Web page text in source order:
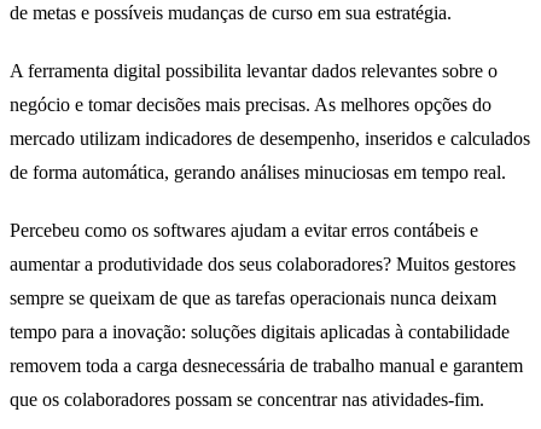
de metas e possíveis mudanças de curso em sua estratégia.
A ferramenta digital possibilita levantar dados relevantes sobre o
negócio e tomar decisões mais precisas. As melhores opções do
mercado utilizam indicadores de desempenho, inseridos e calculados
de forma automática, gerando análises minuciosas em tempo real.
Percebeu como os softwares ajudam a evitar erros contábeis e
aumentar a produtividade dos seus colaboradores? Muitos gestores
sempre se queixam de que as tarefas operacionais nunca deixam
tempo para a inovação: soluções digitais aplicadas à contabilidade
removem toda a carga desnecessária de trabalho manual e garantem
que os colaboradores possam se concentrar nas atividades-fim.